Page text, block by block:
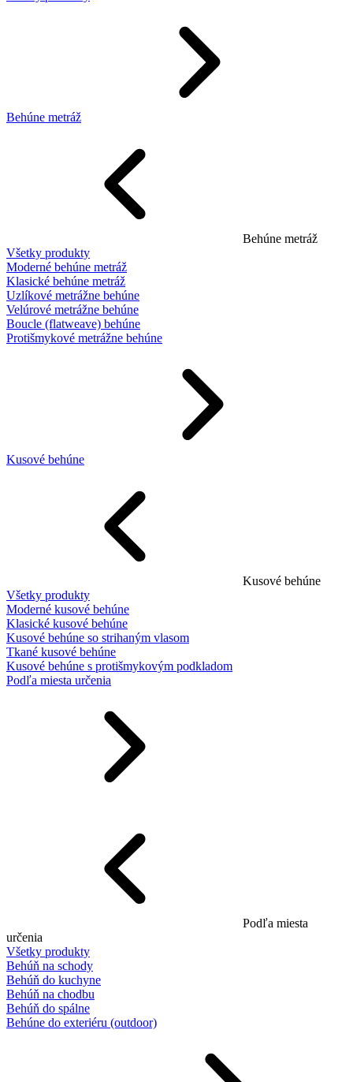
Behúne metráž
Behúne metráž
Všetky produkty
Moderné behúne metráž
Klasické behúne metráž
Uzlíkové metrážne behúne
Velúrové metrážne behúne
Boucle (flatweave) behúne
Protišmykové metrážne behúne
Kusové behúne
Kusové behúne
Všetky produkty
Moderné kusové behúne
Klasické kusové behúne
Kusové behúne so strihaným vlasom
Tkané kusové behúne
Kusové behúne s protišmykovým podkladom
Podľa miesta určenia
Podľa miesta
určenia
Všetky produkty
Behúň na schody
Behúň do kuchyne
Behúň na chodbu
Behúň do spálne
Behúne do exteriéru (outdoor)